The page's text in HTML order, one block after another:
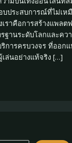
ประสบการณ์ที่ไม่เห
ราคือการสร้างแพลต
ฐานระดับโลกและคว
ริการครบวงจร ที่ออก
ล่นอย่างแท้จริง […]